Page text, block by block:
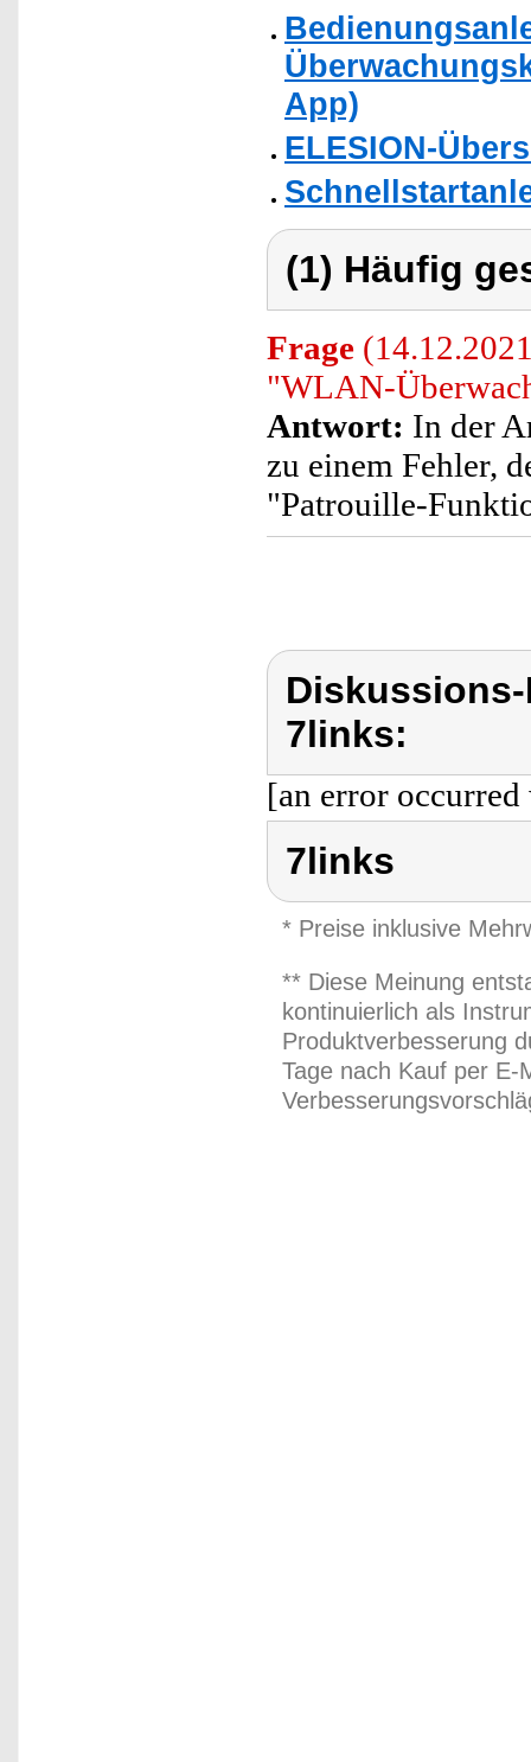
App)
ELESION-
(1) Häufig
Frage
"WLAN-
Antwort: In der
zu einem Fehler,
"Patrouille-
7links:
[an error
7links
* Preise inklusive
** Diese Meinung
kontinuierlich als
Produktverbesserung
Tage nach Kauf per E-